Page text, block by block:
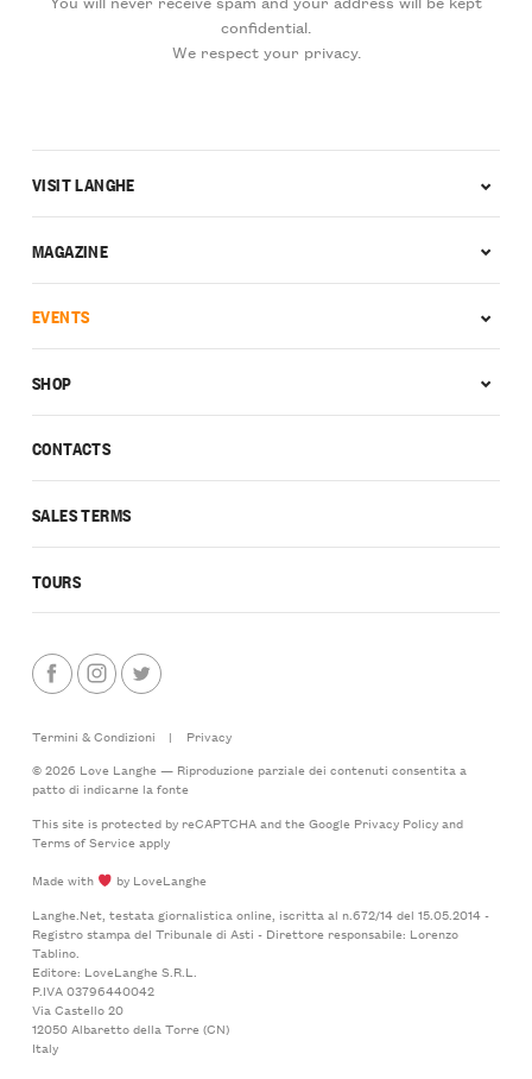
confidential.
We respect your privacy.
CONTACTS
SALES TERMS
TOURS
VISIT LANGHE
MAGAZINE
EVENTS
SHOP
Termini & Condizioni |
Privacy
© 2026 Love Langhe — Riproduzione parziale dei contenuti consentita a
patto di indicarne la fonte
This site is protected by reCAPTCHA and the Google Privacy Policyand
Terms of Serviceapply
Made with
by LoveLanghe
Langhe.Net, testata giornalistica online, iscritta al n.672/14 del 15.05.2014 -
Registro stampa del Tribunale di Asti - Direttore responsabile: Lorenzo
Tablino.
Editore: LoveLanghe S.R.L.
P.IVA 03796440042
Via Castello 20
12050 Albaretto della Torre (CN)
Italy